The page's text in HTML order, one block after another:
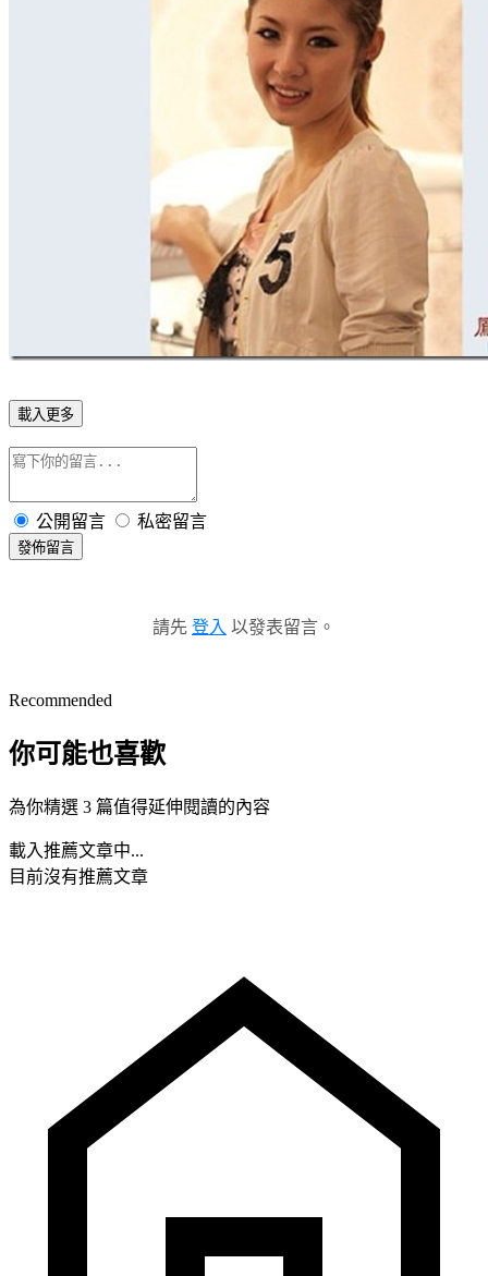
載入更多
公開留言 私密留言
發佈留言
請先 登入 以發表留言。
Recommended
你可能也喜歡
為你精選 3 篇值得延伸閱讀的內容
載入推薦文章中...
目前沒有推薦文章